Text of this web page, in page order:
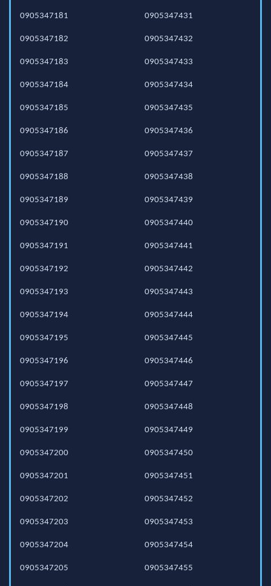
0905347181
0905347182
0905347183
0905347184
0905347185
0905347186
0905347187
0905347188
0905347189
0905347190
0905347191
0905347192
0905347193
0905347194
0905347195
0905347196
0905347197
0905347198
0905347199
0905347200
0905347201
0905347202
0905347203
0905347204
0905347205
0905347431
0905347432
0905347433
0905347434
0905347435
0905347436
0905347437
0905347438
0905347439
0905347440
0905347441
0905347442
0905347443
0905347444
0905347445
0905347446
0905347447
0905347448
0905347449
0905347450
0905347451
0905347452
0905347453
0905347454
0905347455